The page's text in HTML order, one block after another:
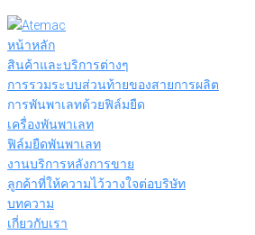
หน้าหลัก
สินค้าและบริการต่างๆ
การรวมระบบส่วนท้ายของสายการผลิต
การพันพาเลทด้วยฟิล์มยืด
เครื่องพันพาเลท
ฟิล์มยืดพันพาเลท
งานบริการหลังการขาย
ลูกค้าที่ให้ความไว้วางใจต่อบริษัท
บทความ
เกี่ยวกับเรา